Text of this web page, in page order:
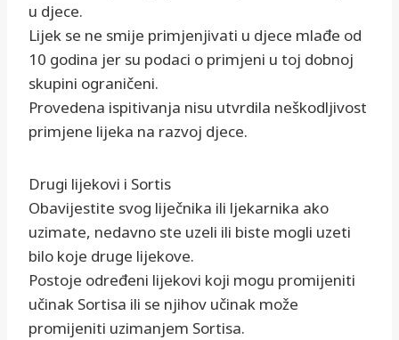
u djece.
Lijek se ne smije primjenjivati u djece mlađe od
10 godina jer su podaci o primjeni u toj dobnoj
skupini ograničeni.
Provedena ispitivanja nisu utvrdila neškodljivost
primjene lijeka na razvoj djece.
Drugi lijekovi i Sortis
Obavijestite svog liječnika ili ljekarnika ako
uzimate, nedavno ste uzeli ili biste mogli uzeti
bilo koje druge lijekove.
Postoje određeni lijekovi koji mogu promijeniti
učinak Sortisa ili se njihov učinak može
promijeniti uzimanjem Sortisa.